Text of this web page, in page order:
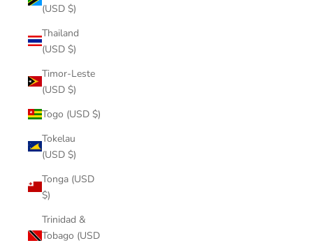
(USD $)
Thailand
(USD $)
Timor-Leste
(USD $)
Togo (USD $)
Tokelau
(USD $)
Tonga (USD
$)
Trinidad &
Tobago (USD